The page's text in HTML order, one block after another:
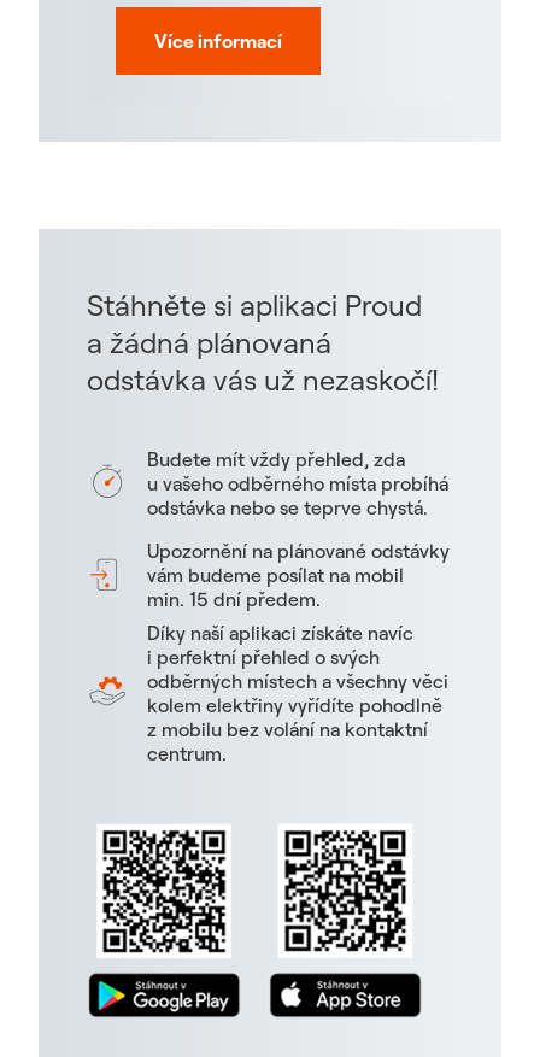
Více informací
Stáhněte si aplikaci Proud
a žádná plánovaná
odstávka vás už nezaskočí!
Budete mít vždy přehled, zda
u vašeho odběrného místa probíhá
odstávka nebo se teprve chystá.
Upozornění na plánované odstávky
vám budeme posílat na mobil
min. 15 dní předem.
Díky naší aplikaci získáte navíc
i perfektní přehled o svých
odběrných místech a všechny věci
kolem elektřiny vyřídíte pohodlně
z mobilu bez volání na kontaktní
centrum.